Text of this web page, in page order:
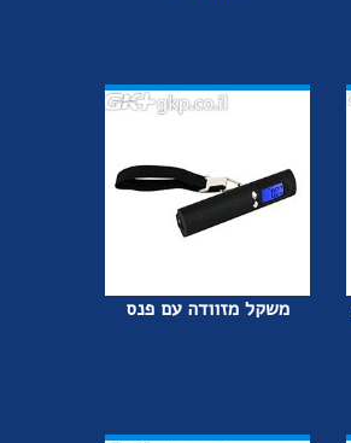
משקל מזוודה עם פנס